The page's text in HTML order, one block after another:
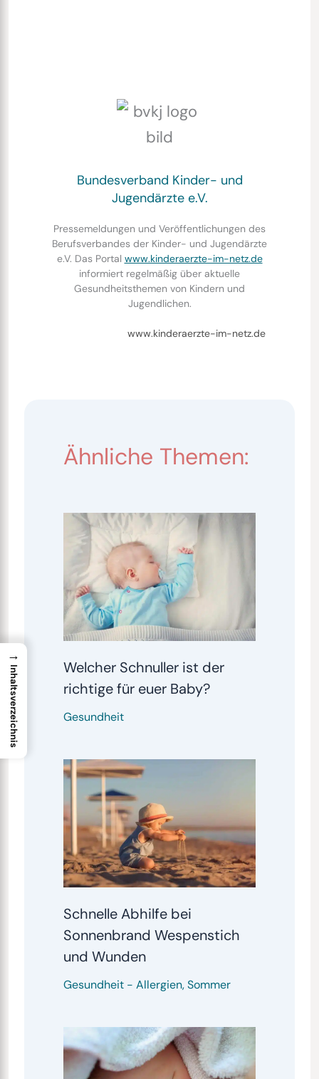
Bundesverband Kinder- und
Jugendärzte e.V.
Pressemeldungen und Veröffentlichungen des
Berufsverbandes der Kinder- und Jugendärzte
e.V. Das Portal www.kinderaerzte-im-netz.de
informiert regelmäßig über aktuelle
Gesundheitsthemen von Kindern und
Jugendlichen.
www.kinderaerzte-im-netz.de
Ähnliche Themen:
Welcher Schnuller ist der
richtige für euer Baby?
Gesundheit
Schnelle Abhilfe bei
Sonnenbrand Wespenstich
und Wunden
Gesundheit- Allergien,Sommer
→
Inhaltsverzeichnis